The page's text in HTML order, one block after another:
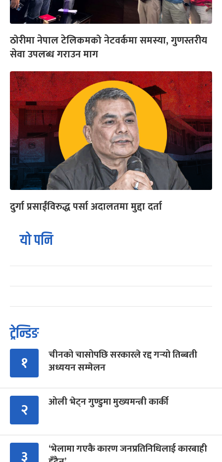
ठोरीमा नेपाल टेलिकमको नेटवर्कमा समस्या, गुणस्तरीय
सेवा उपलब्ध गराउन माग
दुर्गा प्रसाईंविरुद्ध पर्सा अदालतमा मुद्दा दर्ता
यो पनि
ट्रेन्डिङ
१
चीनको चासोपछि सरकारले रद्द गर्‍यो तिब्बती
अध्ययन सम्मेलन
२ ओली भेट्न गुण्डुमा मुख्यमन्त्री कार्की
३
‘भेलामा गएकै कारण जनप्रतिनिधिलाई कारबाही